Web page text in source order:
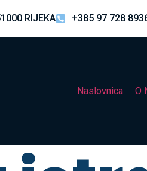
RIJEKA +385 97 728
Naslovnica O